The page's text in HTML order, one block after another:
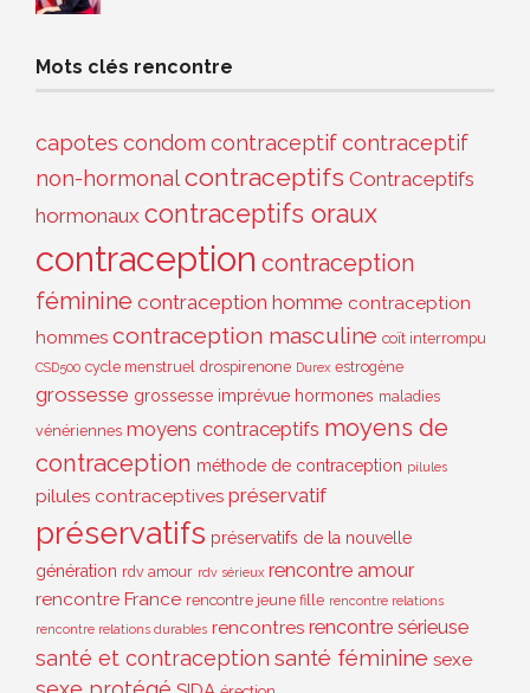
Mots clés rencontre
capotes condom contraceptifcontraceptif
non-hormonalcontraceptifs Contraceptifs
hormonaux contraceptifs oraux
contraception contraception
féminine contraception homme contraception
hommes contraception masculine coït interrompu
CSD500 cycle menstruel drospirenone Durex estrogène
grossesse grossesse imprévue hormones maladies
vénériennes moyens contraceptifs moyens de
contraception méthode de contraception pilules
pilules contraceptives préservatif
préservatifs préservatifs de la nouvelle
génération rdv amour rdv sérieux rencontre amour
rencontre France rencontre jeune fille rencontre relations
rencontre relations durables rencontres rencontre sérieuse
santé et contraception santé féminine sexe